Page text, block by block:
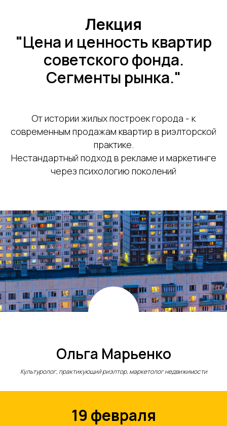
Лекция
"Цена и ценность квартир
советского фонда.
Сегменты рынка."
От истории жилых построек города - к
современным продажам квартир в риэлторской
практике.
Нестандартный подход в рекламе и маркетинге
через психологию поколений
Ольга Марьенко
Культуролог, практикующий риэлтор, маркетолог недвижимости
19 февраля